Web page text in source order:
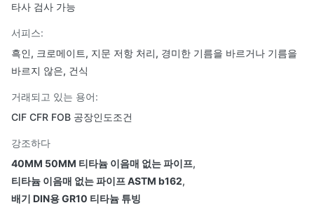
타사 검사 가능
서피스:
흑인, 크로메이트, 지문 저항 처리, 경미한 기름을 바르거나 기름을
바르지 않은, 건식
거래되고 있는 용어:
CIF CFR FOB 공장인도조건
강조하다
40MM 50MM 티타늄 이음매 없는 파이프,
티타늄 이음매 없는 파이프 ASTM b162,
배기 DIN용 GR10 티타늄 튜빙